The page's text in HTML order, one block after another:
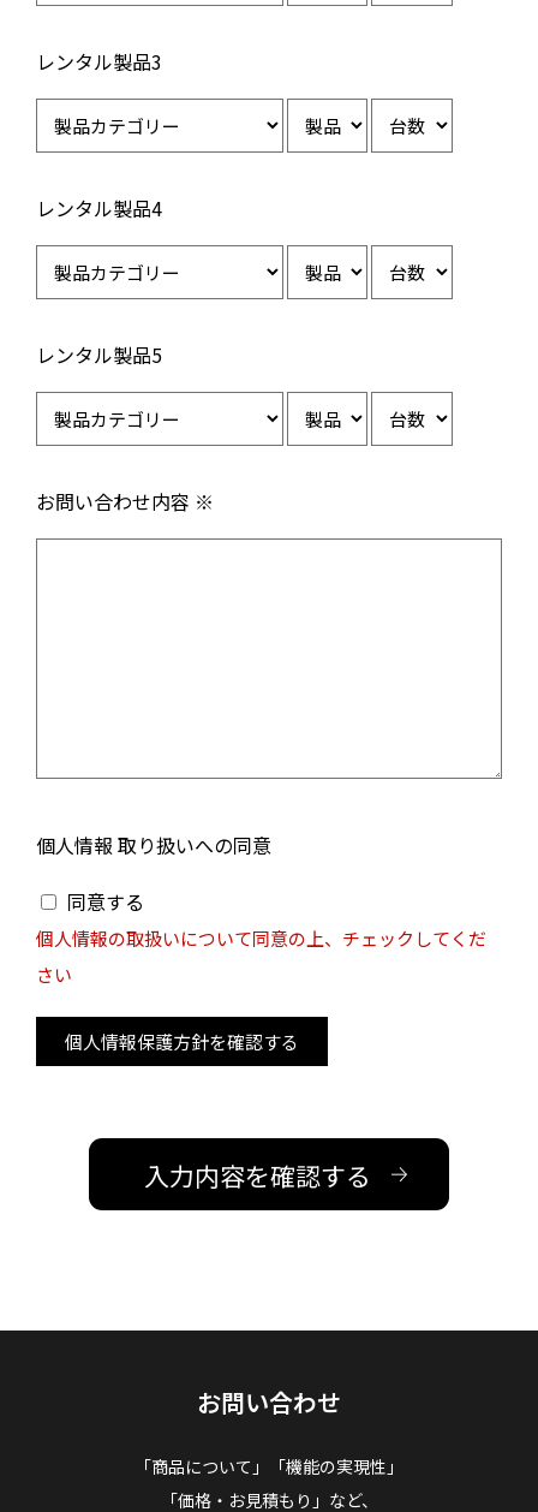
レンタル製品3
レンタル製品4
レンタル製品5
お問い合わせ内容 ※
個人情報 取り扱いへの同意
同意する
個人情報の取扱いについて同意の上、チェックしてくだ
さい
個人情報保護方針を確認する
お問い合わせ
「商品について」「機能の実現性」
「価格・お見積もり」など、